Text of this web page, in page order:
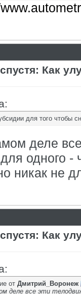
Как
для того чтобы
деле
одного
никак не
Как
от Дмитрий_Воронеж
деле все эти